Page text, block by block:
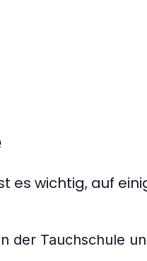
es wichtig, auf
der Tauchschule